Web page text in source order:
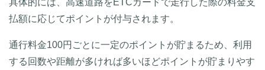
払額に応じてポイントが付与されます。
通行料金100円ごとに一定のポイントが貯まるため、利用
する回数や距離が多ければ多いほどポイントが貯まりやす